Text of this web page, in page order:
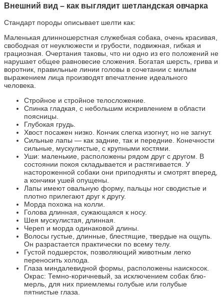
Внешний вид – как выглядит шетландская овчарка
Стандарт породы описывает шелти как:
Маленькая длинношерстная служебная собака, очень красивая,
свободная от неуклюжести и грубости, подвижная, гибкая и
грациозная. Очертания таковы, что ни одно из его положений не
нарушает общее равновесие сложения. Богатая шерсть, грива и
воротник, правильные линии головы в сочетании с милым
выражением лица производят впечатление идеального
человека.
Стройное и стройное телосложение.
Спинка гладкая, с небольшим искривлением в области
поясницы.
Глубокая грудь.
Хвост посажен низко. Кончик слегка изогнут, но не загнут.
Сильные лапы — как задние, так и передние. Конечности
сильные, мускулистые, с крупными костями.
Уши: маленькие, расположены рядом друг с другом. В
состоянии покоя складывается и растягивается. У
настороженной собаки они приподняты и смотрят вперед,
а кончики ушей опущены.
Лапы имеют овальную форму, пальцы ног сводистые и
плотно прилегают друг к другу.
Морда похожа на колли.
Голова длинная, сужающаяся к носу.
Шея мускулистая, длинная.
Череп и морда одинаковой длины.
Волосы густые, длинные, блестящие, твердые на ощупь.
Он разрастается практически по всему телу.
Густой подшерсток, позволяющий животным легко
переносить холода.
Глаза миндалевидной формы, расположены наискосок.
Окрас: Темно-коричневый, за исключением собак блю-
мерль, для них приемлемы голубые или голубые
пятнистые глаза.